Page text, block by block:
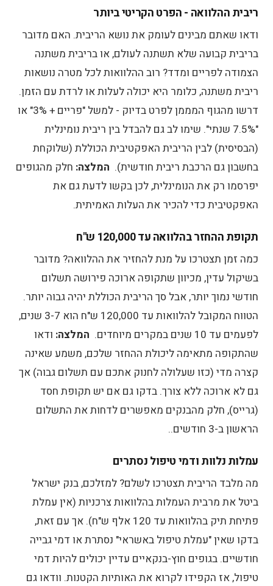
ריבית ההלוואה - הפרט הקריטי ביותר
ודאו שאתם מבינים לעומק את נושא הריבית. האם מדובר
בריבית קבועה שלא תשתנה לעולם, או בריבית משתנה
הצמודה לפריים ומדד? רוב ההלוואות לכל מטרה נושאות
ריבית משתנה, כלומר היא יכולה לעלות או לרדת עם הזמן.
דרשו מהגוף המממן לפרט בדיוק - למשל "פריים + 3%" או
"7.5% שנתי". שימו לב גם להבדל בין ריבית נומינלית
(הבסיסית) לבין הריבית האפקטיבית הכוללת (שלוקחת
בחשבון גם הרכבת ריבית חודשית). המלצה: חלק מהגופים
יפרסמו רק את הנומינלית, לכן בקשו לדעת גם את
האפקטיבית כדי להכיר את העלות האמיתית.
תקופת ההחזר בהלוואה עד 120,000 ש"ח
כמה זמן תצטרכו על מנת להחזיר את ההלוואה? מדובר
בשיקול עדין, מכיוון שתקופה ארוכה פירושה תשלום
חודשי נמוך יותר, אבל סך הריבית הכוללת יהיה גבוה יותר.
הטווח המקובל להלוואות עד 120,000 ש"ח הוא 3-7 שנים,
לפעמים עד 10 שנים במקרים מיוחדים.
המלצה: ודאו
שהתקופה מתאימה ליכולת ההחזר שלכם, משמע שאינה
קצרה מדי (כזו שעלולה לחנוק אתכם עם תשלום גבוה) אך
גם לא ארוכה ללא צורך. בדקו גם אם יש תקופת חסד
(גרייס), חלק מהבנקים מאפשרים לדחות את התשלום
הראשון ב-3 חודשים..
עמלות נלוות ודמי טיפול נסתרים
מה מלבד הריבית תצטרכו לשלם? למזלכם, בנק ישראל
ביטל את מרבית העמלות בהלוואות צרכניות (אין עמלת
פתיחת תיק בהלוואות עד 120 אלף ש"ח). אך עם זאת,
בדקו שאין "עמלת טיפול באשראי" נסתרת או דמי גבייה
חודשיים. בגופים חוץ-בנקאיים עדיין יכולים להיות דמי
טיפול, אז הקפידו לקרוא את האותיות הקטנות. וודאו גם